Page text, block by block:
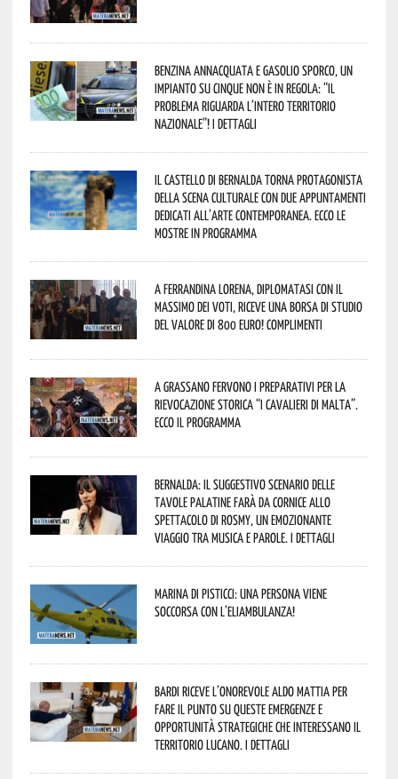
Benzina annacquata e gasolio sporco, un
impianto su cinque non è in regola: “il
problema riguarda l’intero territorio
Nazionale”! I dettagli
Il Castello di Bernalda torna protagonista
della scena culturale con due appuntamenti
dedicati all’arte contemporanea. Ecco le
mostre in programma
A Ferrandina Lorena, diplomatasi con il
massimo dei voti, riceve una borsa di studio
del valore di 800 euro! Complimenti
A Grassano fervono i preparativi per la
Rievocazione Storica “I CAVALIERI DI MALTA”.
Ecco il programma
Bernalda: il suggestivo scenario delle
Tavole Palatine farà da cornice allo
spettacolo di Rosmy, un emozionante
viaggio tra musica e parole. I dettagli
Marina di Pisticci: una persona viene
soccorsa con l’eliambulanza!
Bardi riceve l’onorevole Aldo Mattia per
fare il punto su queste emergenze e
opportunità strategiche che interessano il
territorio lucano. I dettagli